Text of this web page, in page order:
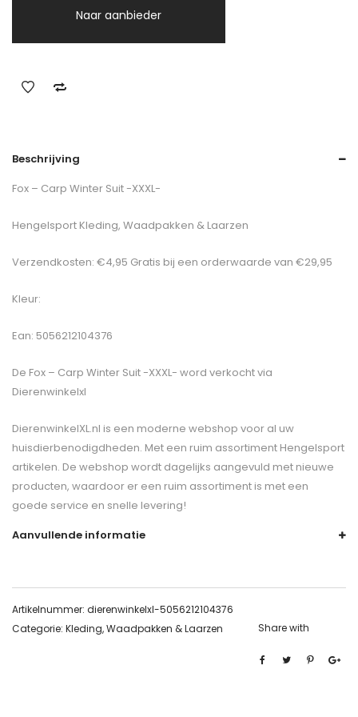
Naar aanbieder
Beschrijving
Fox – Carp Winter Suit -XXXL-
Hengelsport Kleding, Waadpakken & Laarzen
Verzendkosten: €4,95 Gratis bij een orderwaarde van €29,95
Kleur:
Ean: 5056212104376
De Fox – Carp Winter Suit -XXXL- word verkocht via
Dierenwinkelxl
DierenwinkelXL.nl is een moderne webshop voor al uw
huisdierbenodigdheden. Met een ruim assortiment Hengelsport
artikelen. De webshop wordt dagelijks aangevuld met nieuwe
producten, waardoor er een ruim assortiment is met een
goede service en snelle levering!
Aanvullende informatie
Artikelnummer: dierenwinkelxl-5056212104376
Categorie: Kleding, Waadpakken & Laarzen Share with